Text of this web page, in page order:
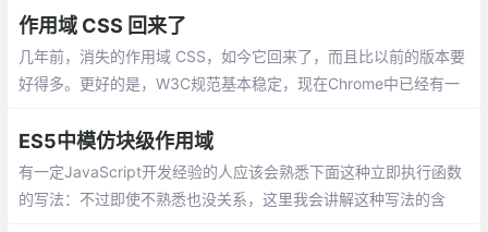
了。
作用域 CSS 回来了
几年前，消失的作用域 CSS，如今它回来了，而且比以前的版本要
好得多。更好的是，W3C规范基本稳定，现在Chrome中已经有一
它们的实现
ES5中模仿块级作用域
有一定JavaScript开发经验的人应该会熟悉下面这种立即执行函数
的写法：不过即使不熟悉也没关系，这里我会讲解这种写法的含